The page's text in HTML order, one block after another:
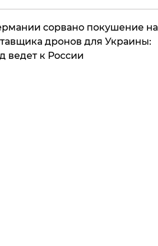
сорвано покушение на
дронов для Украины:
ведет к России